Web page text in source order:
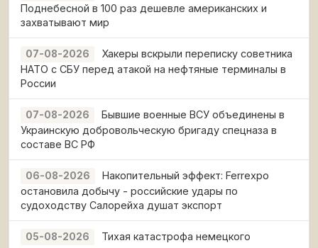
Поднебесной в 100 раз дешевле американских и
захватывают мир
07-08-2026
Хакеры вскрыли переписку советника
НАТО с СБУ перед атакой на нефтяные терминалы в
России
07-08-2026
Бывшие военные ВСУ объединены в
Украинскую добровольческую бригаду спецназа в
составе ВС РФ
06-08-2026
Накопительный эффект: Ferrexpo
остановила добычу - российские удары по
судоходству Салорейха душат экспорт
05-08-2026
Тихая катастрофа немецкого